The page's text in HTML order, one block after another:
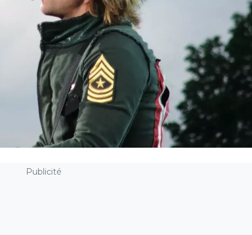
Publicité